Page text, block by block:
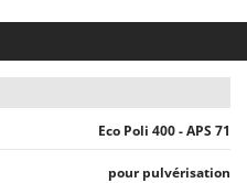
Eco Poli 400 - APS 71
pour pulvérisation